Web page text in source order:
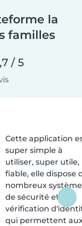
la
familles
/ 5
Cette application
super simple à
utiliser, super utile,
fiable, elle dispose
nombreux
de sécurité et de
vérification
qui permettent